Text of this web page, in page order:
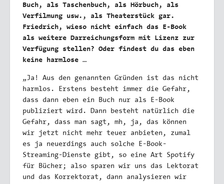
Buch, als Taschenbuch, als Hörbuch, als
Verfilmung usw., als Theaterstück gar.
Friedrich, wieso nicht einfach das E-Book
als weitere Darreichungsform mit Lizenz zur
Verfügung stellen? Oder findest du das eben
keine harmlose …
„Ja! Aus den genannten Gründen ist das nicht
harmlos. Erstens besteht immer die Gefahr,
dass dann eben ein Buch nur als E-Book
publiziert wird. Dann besteht natürlich die
Gefahr, dass man sagt, mh, ja, das können
wir jetzt nicht mehr teuer anbieten, zumal
es ja neuerdings auch solche E-Book-
Streaming-Dienste gibt, so eine Art Spotify
für Bücher; also sparen wir uns das Lektorat
und das Korrektorat, dann analysieren wir